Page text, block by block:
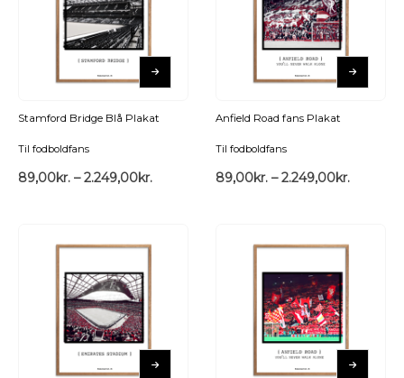
Stamford Bridge Blå Plakat
Til fodboldfans
89,00kr. – 2.249,00kr.
Anfield Road fans Plakat
Til fodboldfans
89,00kr. – 2.249,00kr.